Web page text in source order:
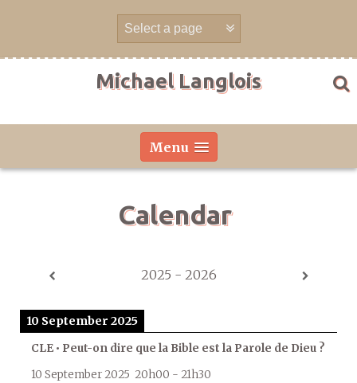
Michael Langlois
Menu
Calendar
2025 - 2026
10 September 2025
CLE • Peut-on dire que la Bible est la Parole de Dieu ?
10 September 2025 20h00 - 21h30